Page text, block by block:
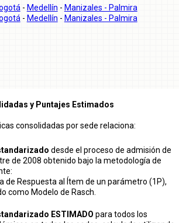
- Medellín - Manizales - Palmira
- Medellín - Manizales - Palmira
y Puntajes Estimados
consolidadas por sede relaciona:
desde el proceso de admisión de
de 2008 obtenido bajo la metodología de
de Respuesta al Ítem de un parámetro (1P),
como Modelo de Rasch.
ESTIMADO para todos los